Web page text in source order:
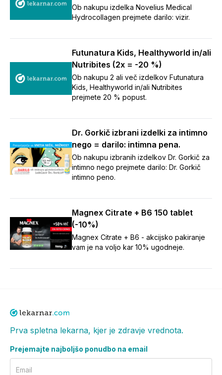
Ob nakupu izdelka Novelius Medical
Hydrocollagen prejmete darilo: vizir.
Futunatura Kids, Healthyworld in/ali
Nutribites (2x = -20 %)
Ob nakupu 2 ali več izdelkov Futunatura
Kids, Healthyworld in/ali Nutribites
prejmete 20 % popust.
Dr. Gorkič izbrani izdelki za intimno
nego = darilo: intimna pena.
Ob nakupu izbranih izdelkov Dr. Gorkič za
intimno nego prejmete darilo: Dr. Gorkič
intimno peno.
Magnex Citrate + B6 150 tablet
(-10%)
Magnex Citrate + B6 - akcijsko pakiranje
vam je na voljo kar 10% ugodneje.
Prva spletna lekarna, kjer je zdravje vrednota.
Prejemajte najboljšo ponudbo na email
Email